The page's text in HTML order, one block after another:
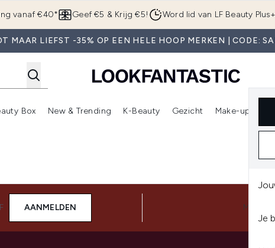
Overslaan naar de hoofdinhoud
vanaf €40* Geef €5 & Krijg €5! Word lid van LF Beauty Plus+
MAAR LIEFST -35% OP EEN HELE HOOP MERKEN | CODE:
Je
(Zomer)Enter submenu (Sale) Enter submenu (Merken)
Box
Enter submenu (Beauty Box)
New & Trending
Enter submenu (New & Trending)
K-Beauty
Enter submenu (K-Beauty)
Gezicht Make-up
AANMELDEN MAAK